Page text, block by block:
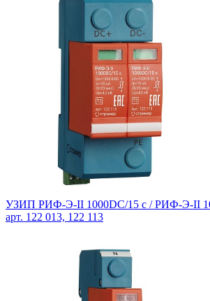
УЗИП РИФ-Э-II 1000DC/15 с / РИФ-Э-II
арт. 122 013, 122 113